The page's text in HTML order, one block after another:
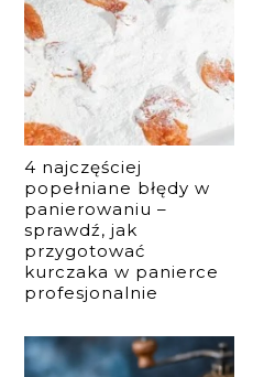
4 najczęściej
popełniane błędy w
panierowaniu –
sprawdź, jak
przygotować
kurczaka w panierce
profesjonalnie